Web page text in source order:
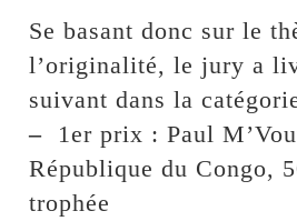
Se basant donc sur le
l’originalité, le jury a
suivant dans la
– 1er prix : Paul
République du Congo,
trophée